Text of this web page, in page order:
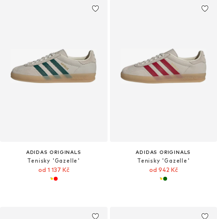
ADIDAS ORIGINALS
Tenisky 'Gazelle'
od 1 137 Kč
ADIDAS ORIGINALS
Tenisky 'Gazelle'
od 942 Kč